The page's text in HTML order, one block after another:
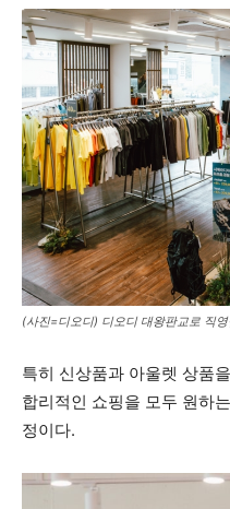
(사진=디오디) 디오디 대왕판교로 직
특히 신상품과 아울렛 상품
합리적인 쇼핑을 모두 원하
정이다.